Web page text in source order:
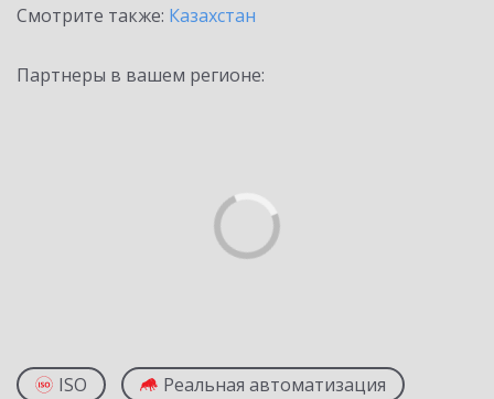
Смотрите также: Казахстан
Партнеры в вашем регионе:
ISO Реальная автоматизация